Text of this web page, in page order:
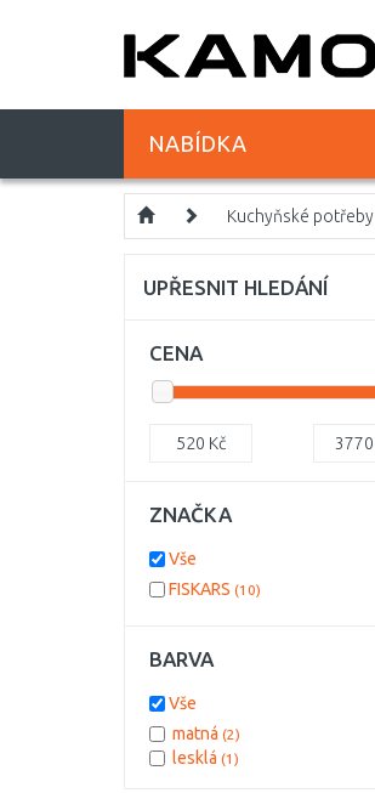
NABÍDKA
Kuchyňské potřeby
UPŘESNIT HLEDÁNÍ
CENA
520 Kč 3770
ZNAČKA
Vše
FISKARS (10)
BARVA
Vše
matná (2)
lesklá (1)